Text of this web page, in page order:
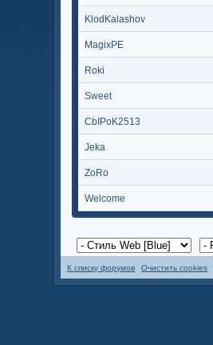
KlodKalashov
MagixPE
Roki
Sweet
CbIPoK2513
Jeka
ZoRo
Welcome
К списку форумов Очистить cookies